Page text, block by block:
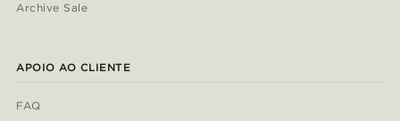
Archive Sale
APOIO AO CLIENTE
FAQ